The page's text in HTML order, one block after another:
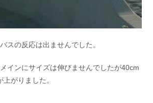
スの反応は出ませんでした。
インにサイズは伸びませんでしたが40cm
がりました。